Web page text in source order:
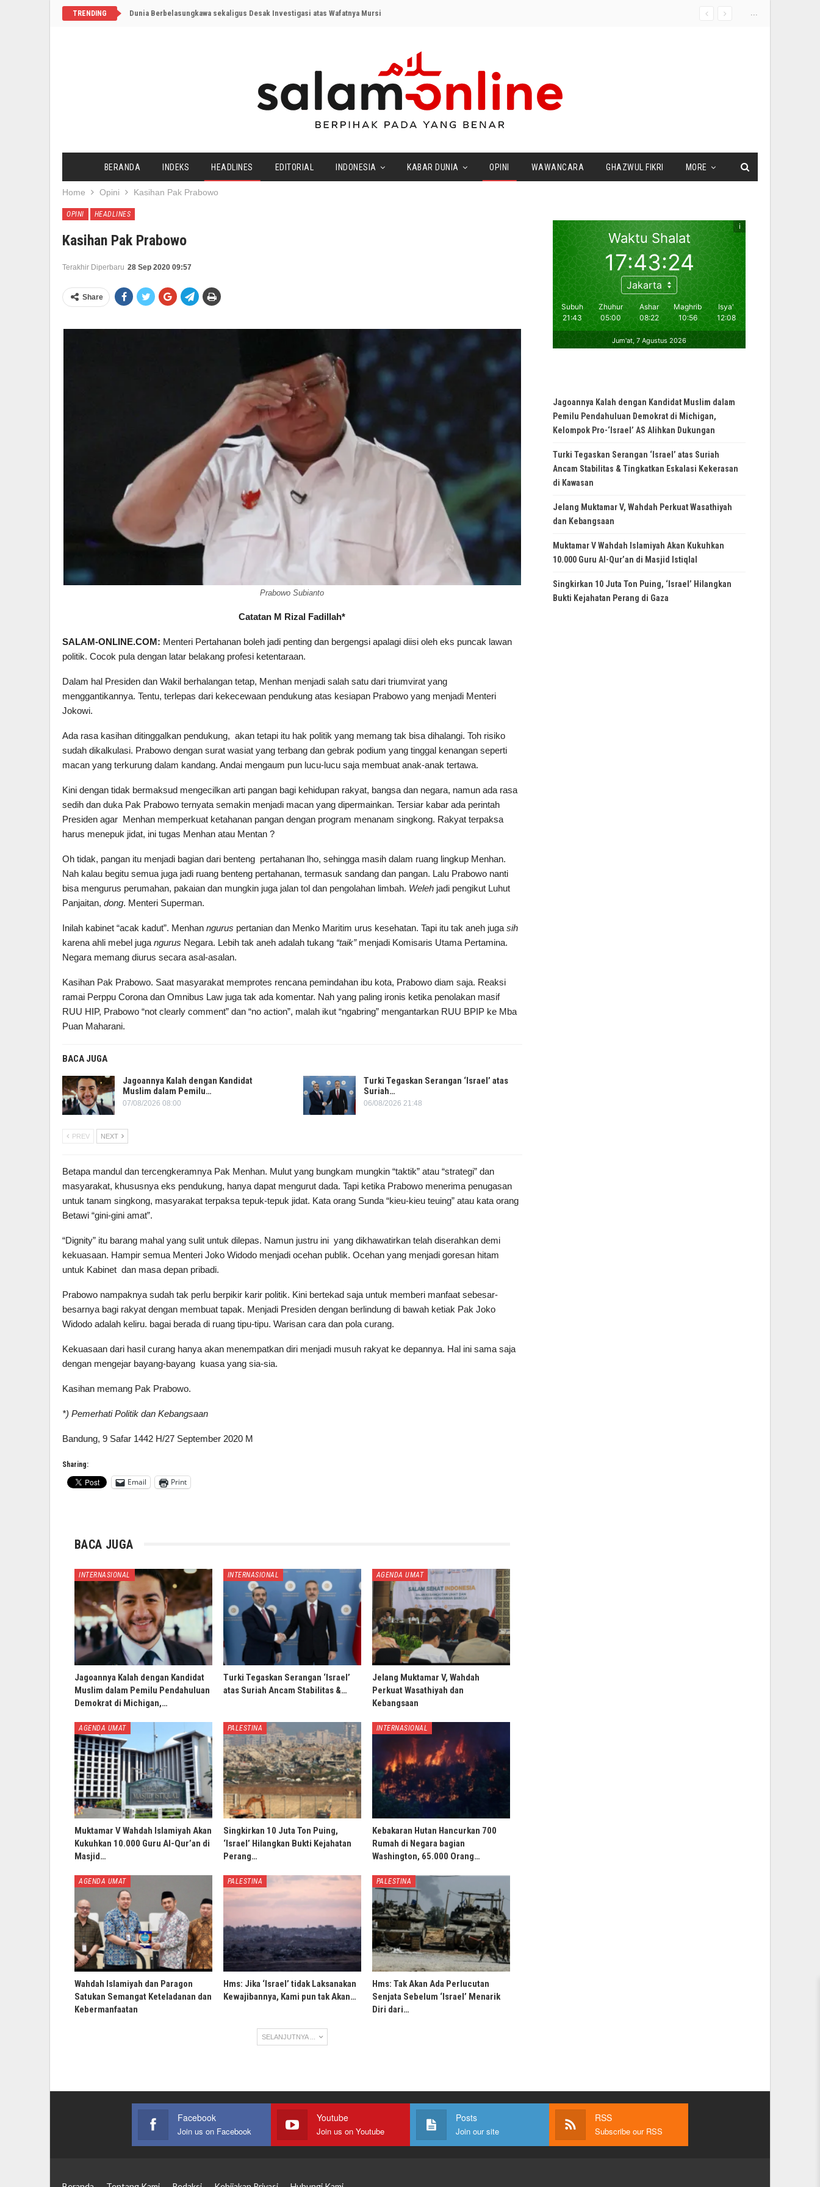
...
TRENDING Dunia Berbelasungkawa sekaligus Desak Investigasi atas Wafatnya Mursi
BERANDA INDEKS HEADLINES EDITORIAL INDONESIA KABAR DUNIA OPINI WAWANCARA GHAZWUL FIKRI MORE
Home Opini Kasihan Pak Prabowo
OPINI HEADLINES
Kasihan Pak Prabowo
Terakhir Diperbaru 28 Sep 2020 09:57
Share
Prabowo Subianto
Catatan M Rizal Fadillah*
SALAM-ONLINE.COM: Menteri Pertahanan boleh jadi penting dan bergengsi apalagi diisi oleh eks puncak lawan
politik. Cocok pula dengan latar belakang profesi ketentaraan.
Dalam hal Presiden dan Wakil berhalangan tetap, Menhan menjadi salah satu dari triumvirat yang
menggantikannya. Tentu, terlepas dari kekecewaan pendukung atas kesiapan Prabowo yang menjadi Menteri
Jokowi.
Ada rasa kasihan ditinggalkan pendukung, akan tetapi itu hak politik yang memang tak bisa dihalangi. Toh risiko
sudah dikalkulasi. Prabowo dengan surat wasiat yang terbang dan gebrak podium yang tinggal kenangan seperti
macan yang terkurung dalam kandang. Andai mengaum pun lucu-lucu saja membuat anak-anak tertawa.
Kini dengan tidak bermaksud mengecilkan arti pangan bagi kehidupan rakyat, bangsa dan negara, namun ada rasa
sedih dan duka Pak Prabowo ternyata semakin menjadi macan yang dipermainkan. Tersiar kabar ada perintah
Presiden agar Menhan memperkuat ketahanan pangan dengan program menanam singkong. Rakyat terpaksa
harus menepuk jidat, ini tugas Menhan atau Mentan ?
Oh tidak, pangan itu menjadi bagian dari benteng pertahanan lho, sehingga masih dalam ruang lingkup Menhan.
Nah kalau begitu semua juga jadi ruang benteng pertahanan, termasuk sandang dan pangan. Lalu Prabowo nanti
bisa mengurus perumahan, pakaian dan mungkin juga jalan tol dan pengolahan limbah. Weleh jadi pengikut Luhut
Panjaitan, dong. Menteri Superman.
Inilah kabinet “acak kadut”. Menhan ngurus pertanian dan Menko Maritim urus kesehatan. Tapi itu tak aneh juga sih
karena ahli mebel juga ngurus Negara. Lebih tak aneh adalah tukang “taik”menjadi Komisaris Utama Pertamina.
Negara memang diurus secara asal-asalan.
Kasihan Pak Prabowo. Saat masyarakat memprotes rencana pemindahan ibu kota, Prabowo diam saja. Reaksi
ramai Perppu Corona dan Omnibus Law juga tak ada komentar. Nah yang paling ironis ketika penolakan masif
RUU HIP, Prabowo “not clearly comment” dan “no action”, malah ikut “ngabring” mengantarkan RUU BPIP ke Mba
Puan Maharani.
BACA JUGA
Jagoannya Kalah dengan Kandidat
Muslim dalam Pemilu…
07/08/2026 08:00
Turki Tegaskan Serangan ‘Israel’ atas
Suriah…
06/08/2026 21:48
PREV NEXT
Betapa mandul dan tercengkeramnya Pak Menhan. Mulut yang bungkam mungkin “taktik” atau “strategi” dan
masyarakat, khususnya eks pendukung, hanya dapat mengurut dada. Tapi ketika Prabowo menerima penugasan
untuk tanam singkong, masyarakat terpaksa tepuk-tepuk jidat. Kata orang Sunda “kieu-kieu teuing” atau kata orang
Betawi “gini-gini amat”.
“Dignity” itu barang mahal yang sulit untuk dilepas. Namun justru ini yang dikhawatirkan telah diserahkan demi
kekuasaan. Hampir semua Menteri Joko Widodo menjadi ocehan publik. Ocehan yang menjadi goresan hitam
untuk Kabinet dan masa depan pribadi.
Prabowo nampaknya sudah tak perlu berpikir karir politik. Kini bertekad saja untuk memberi manfaat sebesar-
besarnya bagi rakyat dengan membuat tapak. Menjadi Presiden dengan berlindung di bawah ketiak Pak Joko
Widodo adalah keliru. bagai berada di ruang tipu-tipu. Warisan cara dan pola curang.
Kekuasaan dari hasil curang hanya akan menempatkan diri menjadi musuh rakyat ke depannya. Hal ini sama saja
dengan mengejar bayang-bayang kuasa yang sia-sia.
Kasihan memang Pak Prabowo.
*) Pemerhati Politik dan Kebangsaan
Bandung, 9 Safar 1442 H/27 September 2020 M
Sharing:
Email Print
BACA JUGA
INTERNASIONAL
Jagoannya Kalah dengan Kandidat
Muslim dalam Pemilu Pendahuluan
Demokrat di Michigan,…
INTERNASIONAL
Turki Tegaskan Serangan ‘Israel’
atas Suriah Ancam Stabilitas &…
AGENDA UMAT
Jelang Muktamar V, Wahdah
Perkuat Wasathiyah dan
Kebangsaan
AGENDA UMAT
Muktamar V Wahdah Islamiyah Akan
Kukuhkan 10.000 Guru Al-Qur’an di
Masjid…
PALESTINA
Singkirkan 10 Juta Ton Puing,
‘Israel’ Hilangkan Bukti Kejahatan
Perang…
INTERNASIONAL
Kebakaran Hutan Hancurkan 700
Rumah di Negara bagian
Washington, 65.000 Orang…
AGENDA UMAT
Wahdah Islamiyah dan Paragon
Satukan Semangat Keteladanan dan
Kebermanfaatan
PALESTINA
Hms: Jika ‘Israel’ tidak Laksanakan
Kewajibannya, Kami pun tak Akan…
PALESTINA
Hms: Tak Akan Ada Perlucutan
Senjata Sebelum ‘Israel’ Menarik
Diri dari…
SELANJUTNYA ...
Jagoannya Kalah dengan Kandidat Muslim dalam
Pemilu Pendahuluan Demokrat di Michigan,
Kelompok Pro-‘Israel’ AS Alihkan Dukungan
Turki Tegaskan Serangan ‘Israel’ atas Suriah
Ancam Stabilitas & Tingkatkan Eskalasi Kekerasan
di Kawasan
Jelang Muktamar V, Wahdah Perkuat Wasathiyah
dan Kebangsaan
Muktamar V Wahdah Islamiyah Akan Kukuhkan
10.000 Guru Al-Qur’an di Masjid Istiqlal
Singkirkan 10 Juta Ton Puing, ‘Israel’ Hilangkan
Bukti Kejahatan Perang di Gaza
Facebook
Join us on Facebook
Youtube
Join us on Youtube
Posts
Join our site
RSS
Subscribe our RSS